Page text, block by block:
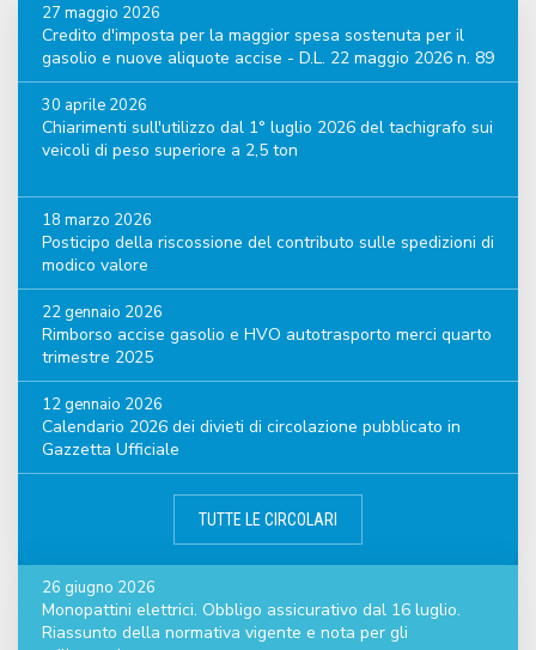
27 maggio 2026
Credito d'imposta per la maggior spesa sostenuta per il
gasolio e nuove aliquote accise - D.L. 22 maggio 2026 n. 89
30 aprile 2026
Chiarimenti sull'utilizzo dal 1° luglio 2026 del tachigrafo sui
veicoli di peso superiore a 2,5 ton
18 marzo 2026
Posticipo della riscossione del contributo sulle spedizioni di
modico valore
22 gennaio 2026
Rimborso accise gasolio e HVO autotrasporto merci quarto
trimestre 2025
12 gennaio 2026
Calendario 2026 dei divieti di circolazione pubblicato in
Gazzetta Ufficiale
TUTTE LE CIRCOLARI
26 giugno 2026
Monopattini elettrici. Obbligo assicurativo dal 16 luglio.
Riassunto della normativa vigente e nota per gli